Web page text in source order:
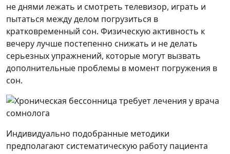
не днями лежать и смотреть телевизор, играть и
пытаться между делом погрузиться в
кратковременный сон. Физическую активность к
вечеру лучше постепенно снижать и не делать
серьезных упражнений, которые могут вызвать
дополнительные проблемы в момент погружения в
сон.
Индивидуально подобранные методики
предполагают систематическую работу пациента